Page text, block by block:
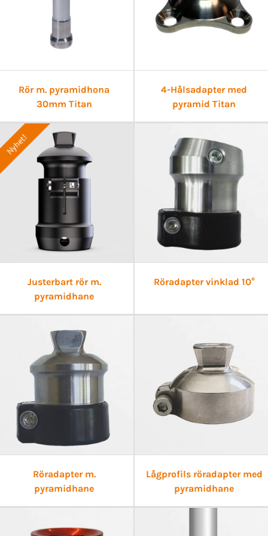
Rör m. pyramidhona
30mm Titan
4-Hålsadapter med
pyramid Titan
Nyhet!
Justerbart rör m.
pyramidhane
Röradapter vinklad 10°
Röradapter m.
pyramidhane
Lågprofils röradapter med
pyramidhane